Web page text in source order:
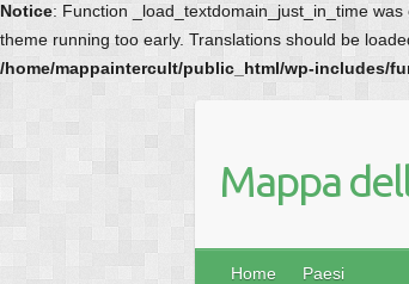
Notice: Function _load_textdomain_just_in_time was
theme running too early. Translations should be
/home/mappaintercult/public_html/wp-includes/
Mappa
Home Paesi